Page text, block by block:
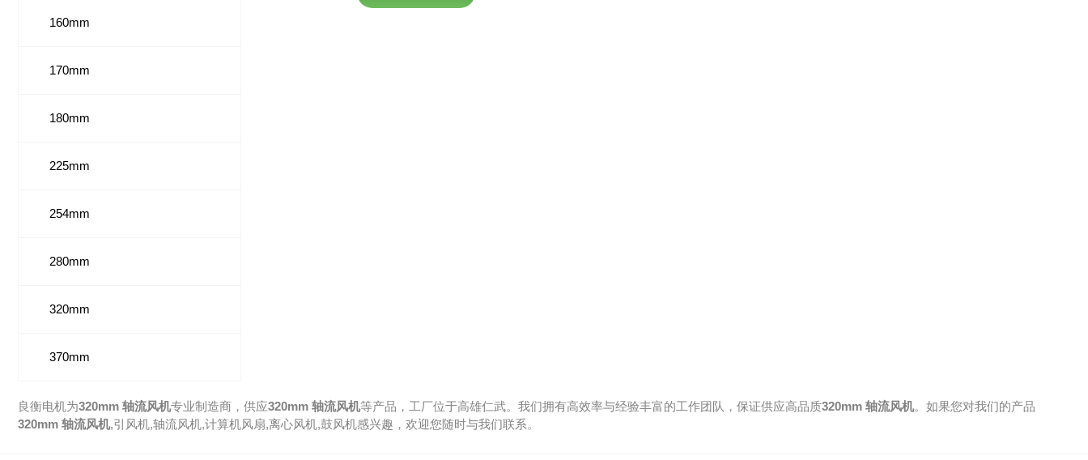
160mm
170mm
180mm
225mm
254mm
280mm
320mm
370mm
良衡电机为320mm 轴流风机专业制造商，供应320mm 轴流风机等产品，工厂位于高雄仁武。我们拥有高效率与经验丰富的工作团队，保证供应高品质320mm 轴流风机。如果您对我们的产品
320mm 轴流风机,引风机,轴流风机,计算机风扇,离心风机,鼓风机感兴趣，欢迎您随时与我们联系。